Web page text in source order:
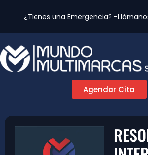
¿Tienes una Emergencia? -
Agendar Cita